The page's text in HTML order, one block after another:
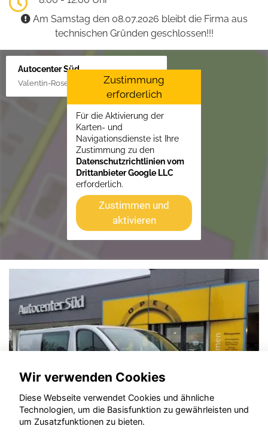
Am Samstag den 08.07.2026 bleibt die Firma aus
technischen Gründen geschlossen!!!
Autocenter Süd
Valentin-Rose-Str. 3, 16816 Neuruppin
Zustimmung
erforderlich
Für die Aktivierung der
Karten- und
Navigationsdienste ist Ihre
Zustimmung zu den
Datenschutzrichtlinien vom
Drittanbieter Google LLC
erforderlich.
Zustimmen und
aktivieren
Wir verwenden Cookies
Diese Webseite verwendet Cookies und ähnliche
Technologien, um die Basisfunktion zu gewährleisten und
um Zusatzfunktionen zu bieten.